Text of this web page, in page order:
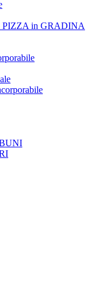
PIZZA in GRADINA